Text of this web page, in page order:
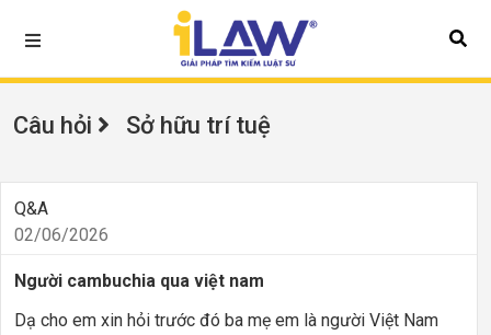
Câu hỏi Sở hữu trí tuệ
Q&A
02/06/2026
Người cambuchia qua việt nam
Dạ cho em xin hỏi trước đó ba mẹ em là người Việt Nam